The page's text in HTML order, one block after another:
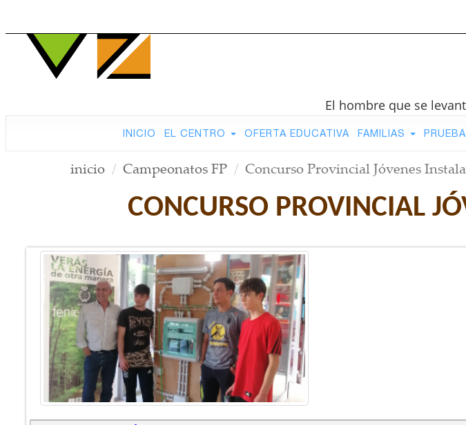
El hombre que se
INICIO EL CENTRO OFERTA EDUCATIVA FAMILIAS
inicio Campeonatos FP Concurso Provincial Jóvenes
CONCURSO PROVINCIAL